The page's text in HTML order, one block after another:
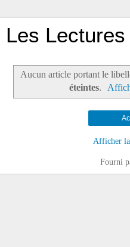
Les
Aucun article portant le
éteintes.
Afficher
Fourni